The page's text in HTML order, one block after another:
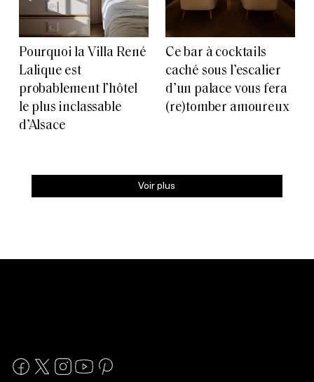
Pourquoi la Villa René
Lalique est
probablement l’hôtel
le plus inclassable
d’Alsace
Ce bar à cocktails
caché sous l’escalier
d’un palace vous fera
(re)tomber amoureux
Voir plus